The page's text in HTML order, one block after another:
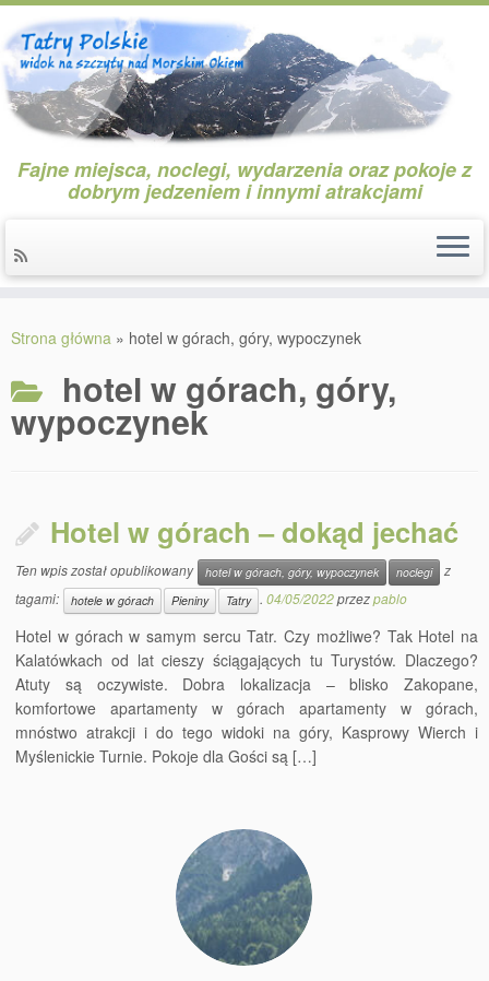
do
Fajne miejsca, noclegi, wydarzenia oraz pokoje z
dobrym jedzeniem i innymi atrakcjami
Strona główna » hotel w górach, góry, wypoczynek
hotel w górach, góry,
wypoczynek
Hotel w górach – dokąd jechać
Ten wpis został opublikowany hotel w górach, góry, wypoczynek noclegi
z
tagami:
hotele w górach Pieniny Tatry .04/05/2022przezpablo
Hotel w górach w samym sercu Tatr. Czy możliwe? Tak Hotel na
Kalatówkach od lat cieszy ściągających tu Turystów. Dlaczego?
Atuty są oczywiste. Dobra lokalizacja – blisko Zakopane,
komfortowe apartamenty w górach apartamenty w górach,
mnóstwo atrakcji i do tego widoki na góry, Kasprowy Wierch i
Myślenickie Turnie. Pokoje dla Gości są […]